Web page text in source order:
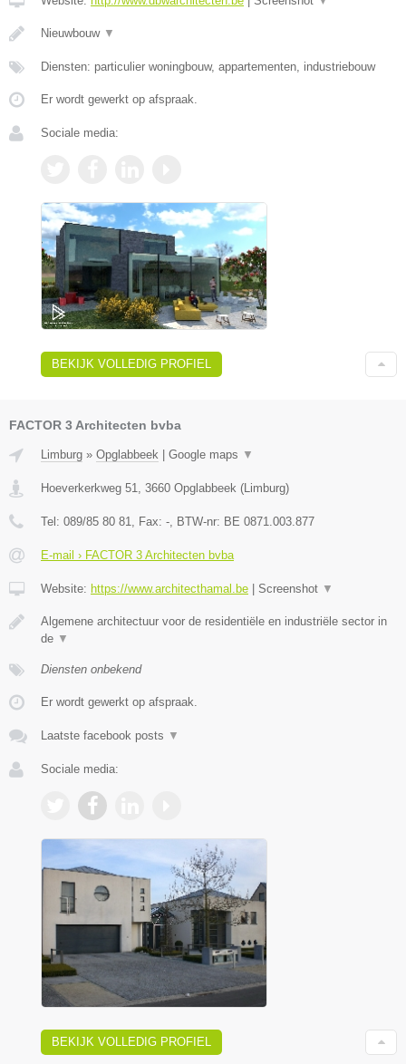
Nieuwbouw ▼
Diensten: particulier woningbouw, appartementen, industriebouw
Er wordt gewerkt op afspraak.
Sociale media:
BEKIJK VOLLEDIG PROFIEL
FACTOR 3 Architecten bvba
Limburg » Opglabbeek Google maps ▼
Hoeverkerkweg 51 3660 Opglabbeek ( Limburg)
Tel: 089/85 80 81 , Fax: - , BTW-nr: BE 0871.003.877
E-mail › FACTOR 3 Architecten bvba
Website: https://www.architecthamal.be Screenshot ▼
Algemene architectuur voor de residentiële en industriële sector in
de ▼
Diensten onbekend
Er wordt gewerkt op afspraak.
Laatste facebook posts ▼
Sociale media:
BEKIJK VOLLEDIG PROFIEL